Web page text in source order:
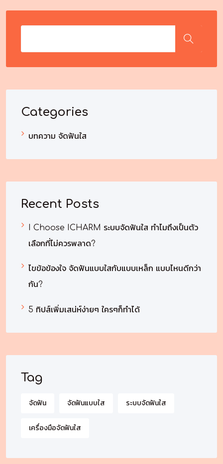
Categories
บทความ จัดฟันใส
Recent Posts
I Choose ICHARM ระบบจัดฟันใส ทำไมถึงเป็นตัว
เลือกที่ไม่ควรพลาด?
ไขข้อข้องใจ จัดฟันแบบใสกับแบบเหล็ก แบบไหนดีกว่า
กัน?
5 ทิปส์เพิ่มเสน่ห์ง่ายๆ ใครๆก็ทำได้
Tag
จัดฟัน จัดฟันแบบใส ระบบจัดฟันใส
เครื่องมือจัดฟันใส